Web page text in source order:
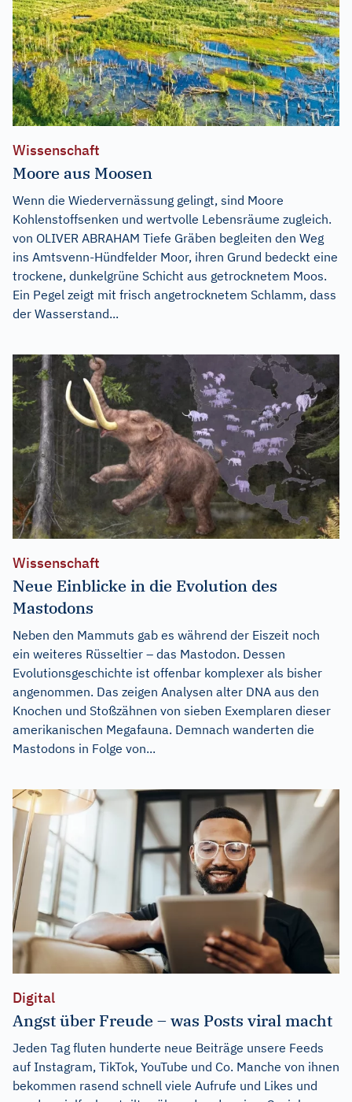
Wissenschaft
Moore aus Moosen
Wenn die Wiedervernässung gelingt, sind Moore
Kohlenstoffsenken und wertvolle Lebensräume zugleich.
von OLIVER ABRAHAM Tiefe Gräben begleiten den Weg
ins Amtsvenn-Hündfelder Moor, ihren Grund bedeckt eine
trockene, dunkelgrüne Schicht aus getrocknetem Moos.
Ein Pegel zeigt mit frisch angetrocknetem Schlamm, dass
der Wasserstand...
Wissenschaft
Neue Einblicke in die Evolution des
Mastodons
Neben den Mammuts gab es während der Eiszeit noch
ein weiteres Rüsseltier – das Mastodon. Dessen
Evolutionsgeschichte ist offenbar komplexer als bisher
angenommen. Das zeigen Analysen alter DNA aus den
Knochen und Stoßzähnen von sieben Exemplaren dieser
amerikanischen Megafauna. Demnach wanderten die
Mastodons in Folge von...
Digital
Angst über Freude – was Posts viral macht
Jeden Tag fluten hunderte neue Beiträge unsere Feeds
auf Instagram, TikTok, YouTube und Co. Manche von ihnen
bekommen rasend schnell viele Aufrufe und Likes und